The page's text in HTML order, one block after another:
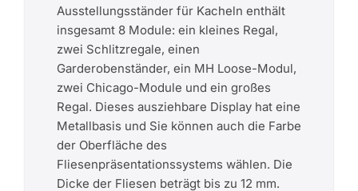
Ausstellungsständer für Kacheln enthält
insgesamt 8 Module: ein kleines Regal,
zwei Schlitzregale, einen
Garderobenständer, ein MH Loose-Modul,
zwei Chicago-Module und ein großes
Regal. Dieses ausziehbare Display hat eine
Metallbasis und Sie können auch die Farbe
der Oberfläche des
Fliesenpräsentationssystems wählen. Die
Dicke der Fliesen beträgt bis zu 12 mm.